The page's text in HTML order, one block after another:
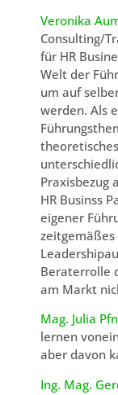
Veronika
Consulting/
für HR
Welt der
um auf
werden. Als
Praxisbezug
HR Businss
eigener
zeitgemäßes
Beraterrolle
am Markt
Mag. Julia
lernen
aber davon
Ing. Mag.